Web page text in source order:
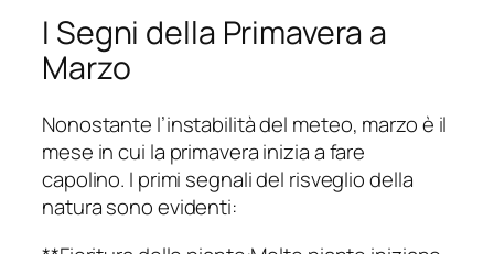
I Segni della Primavera a
Marzo
Nonostante l’instabilità del meteo, marzo è il
mese in cui la primavera inizia a fare
capolino. I primi segnali del risveglio della
natura sono evidenti: